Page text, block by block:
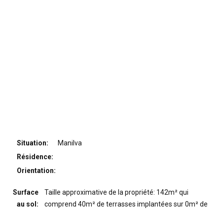
Situation:
Manilva
Résidence:
Orientation:
Surface
au sol:
Taille approximative de la propriété: 142m² qui
comprend 40m² de terrasses implantées sur 0m² de